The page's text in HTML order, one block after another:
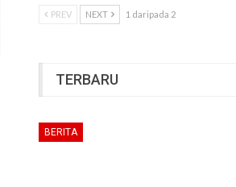
PREV NEXT 1 daripada 2
TERBARU
BERITA